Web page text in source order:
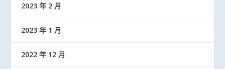
2023 年 2 月
2023 年 1 月
2022 年 12 月